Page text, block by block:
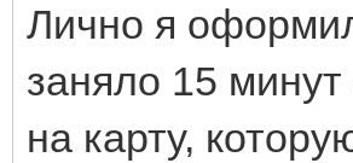
Лично я
заняло 15
на карту,